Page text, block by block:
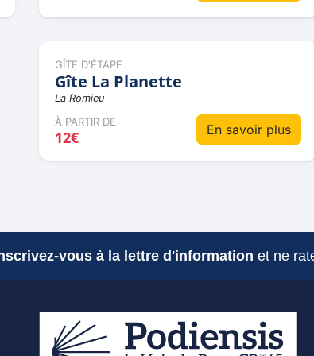
GÎTE D'ÉTAPE
Gîte La Planette
La Romieu
À PARTIR DE
12€ En savoir plus
vous à la lettre d'information et ne